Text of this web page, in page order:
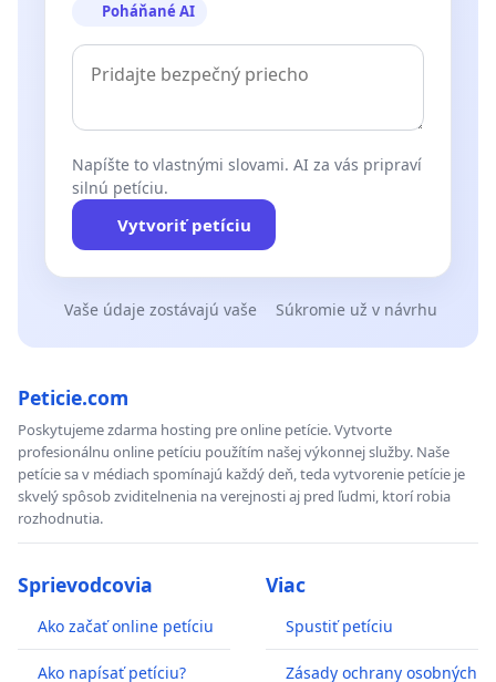
Poháňané AI
Napíšte to vlastnými slovami. AI za vás pripraví
silnú petíciu.
Vytvoriť petíciu
Vaše údaje zostávajú vaše Súkromie už v návrhu
Peticie.com
Poskytujeme zdarma hosting pre online petície. Vytvorte
profesionálnu online petíciu použítím našej výkonnej služby. Naše
petície sa v médiach spomínajú každý deň, teda vytvorenie petície je
skvelý spôsob zviditelnenia na verejnosti aj pred ľudmi, ktorí robia
rozhodnutia.
Sprievodcovia
Ako začať online petíciu
Ako napísať petíciu?
Viac
Spustiť petíciu
Zásady ochrany osobných